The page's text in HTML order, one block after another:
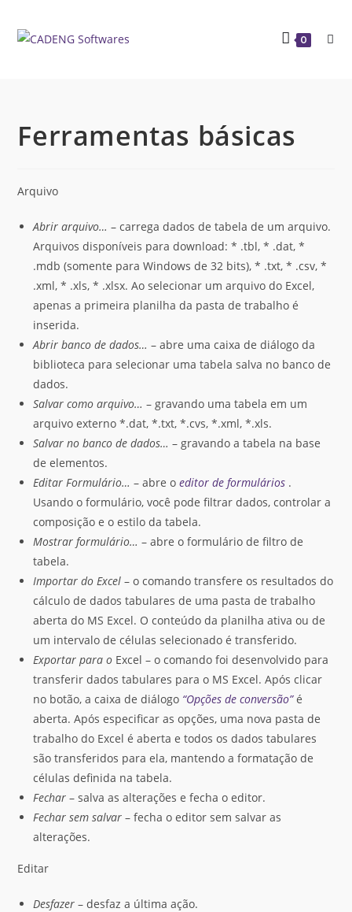
0
Ferramentas básicas
Arquivo
Abrir arquivo… – carrega dados de tabela de um arquivo.
Arquivos disponíveis para download: * .tbl, * .dat, *
.mdb (somente para Windows de 32 bits), * .txt, * .csv, *
.xml, * .xls, * .xlsx. Ao selecionar um arquivo do Excel,
apenas a primeira planilha da pasta de trabalho é
inserida.
Abrir banco de dados… – abre uma caixa de diálogo da
biblioteca para selecionar uma tabela salva no banco de
dados.
Salvar como arquivo… – gravando uma tabela em um
arquivo externo *.dat, *.txt, *.cvs, *.xml, *.xls.
Salvar no banco de dados… – gravando a tabela na base
de elementos.
Editar Formulário… – abre oeditor de formulários .
Usando o formulário, você pode filtrar dados, controlar a
composição e o estilo da tabela.
Mostrar formulário… – abre o formulário de filtro de
tabela.
Importar do Excel – o comando transfere os resultados do
cálculo de dados tabulares de uma pasta de trabalho
aberta do MS Excel. O conteúdo da planilha ativa ou de
um intervalo de células selecionado é transferido.
Exportar para o Excel – o comando foi desenvolvido para
transferir dados tabulares para o MS Excel. Após clicar
no botão, a caixa de diálogo “Opções de conversão”é
aberta. Após especificar as opções, uma nova pasta de
trabalho do Excel é aberta e todos os dados tabulares
são transferidos para ela, mantendo a formatação de
células definida na tabela.
Fechar – salva as alterações e fecha o editor.
Fechar sem salvar – fecha o editor sem salvar as
alterações.
Editar
Desfazer – desfaz a última ação.